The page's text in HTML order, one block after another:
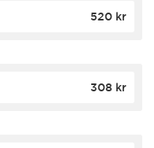
520 kr
308 kr